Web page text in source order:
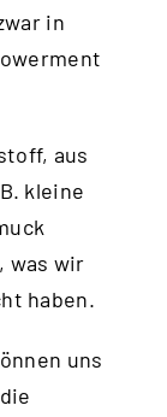
in
aus
kleine
was wir
haben.
uns